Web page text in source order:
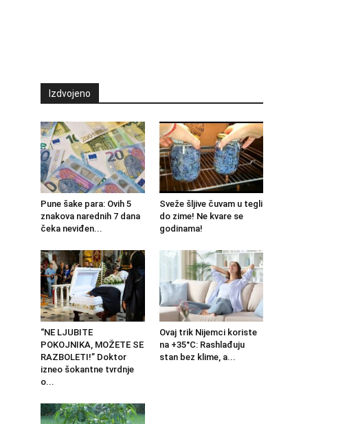
Izdvojeno
Pune šake para: Ovih 5
znakova narednih 7 dana
čeka neviđen...
Sveže šljive čuvam u tegli
do zime! Ne kvare se
godinama!
“NE LJUBITE
POKOJNIKA, MOŽETE SE
RAZBOLETI!” Doktor
izneo šokantne tvrdnje
o...
Ovaj trik Nijemci koriste
na +35°C: Rashlađuju
stan bez klime, a...